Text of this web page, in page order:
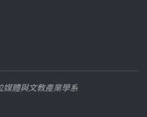
體與文教產業學系